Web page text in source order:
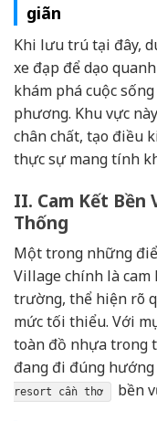
giãn
Khi lưu trú tại đây,
xe đạp để dạo
khám phá cuộc
phương. Khu vực
chân chất, tạo điều
thực sự mang tính
II. Cam Kết Bền
Thống
Một trong những
Village chính là cam
trường, thể hiện rõ
mức tối thiểu. Với
toàn đồ nhựa trong
đang đi đúng
resort cần thơ
bền